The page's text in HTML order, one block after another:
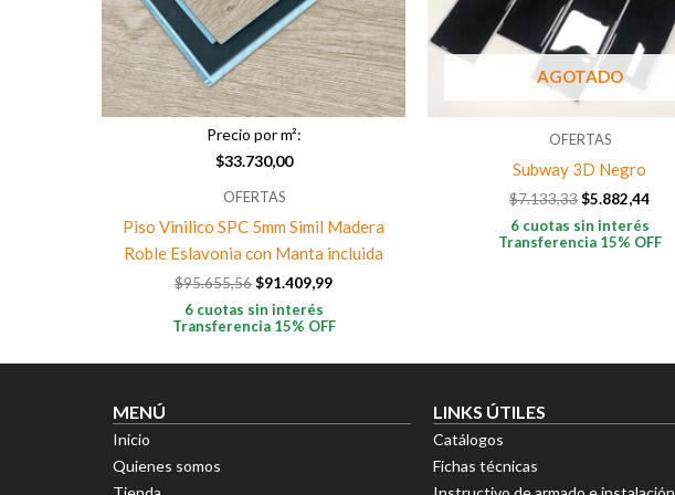
Precio por m²:
$33.730,00
OFERTAS
Piso Vinilico SPC 5mm Simil Madera
Roble Eslavonia con Manta incluida
$95.655,56$91.409,99
6 cuotas sin interés
Transferencia 15% OFF
AGOTADO
OFERTAS
Subway 3D Negro
$7.133,33$5.882,44
6 cuotas sin interés
Transferencia 15% OFF
MENÚ
Inicio
Quienes somos
LINKS ÚTILES
Catálogos
Fichas técnicas